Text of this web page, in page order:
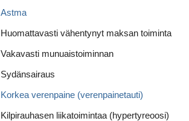
Astma
Huomattavasti vähentynyt maksan toiminta
Vakavasti munuaistoiminnan
Sydänsairaus
Korkea verenpaine (verenpainetauti)
Kilpirauhasen liikatoimintaa (hypertyreoosi)